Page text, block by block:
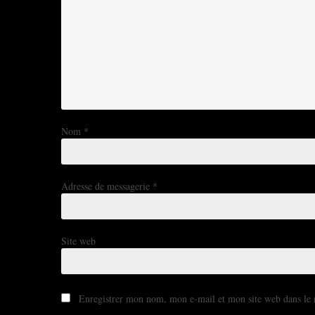
Nom *
Adresse de messagerie *
Site web
Enregistrer mon nom, mon e-mail et mon site web dans